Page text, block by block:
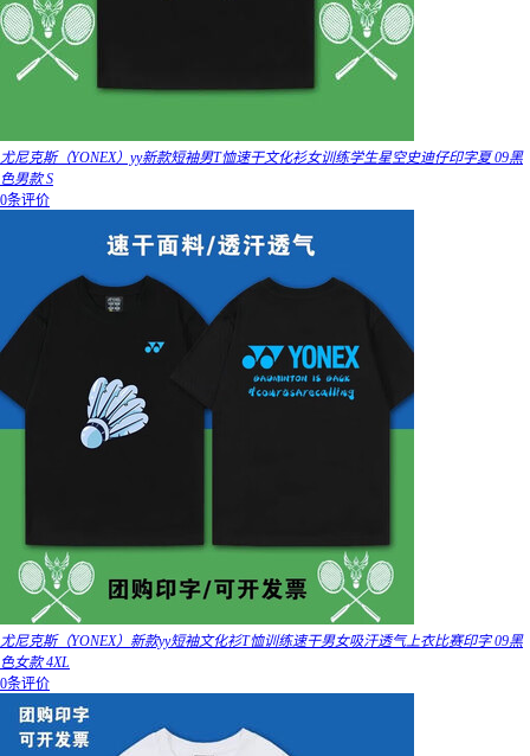
尤尼克斯（YONEX）yy新款短袖男T恤速干文化衫女训练学生星空史迪仔印字夏 09黑
色男款 S
0条评价
尤尼克斯（YONEX）新款yy短袖文化衫T恤训练速干男女吸汗透气上衣比赛印字 09黑
色女款 4XL
0条评价